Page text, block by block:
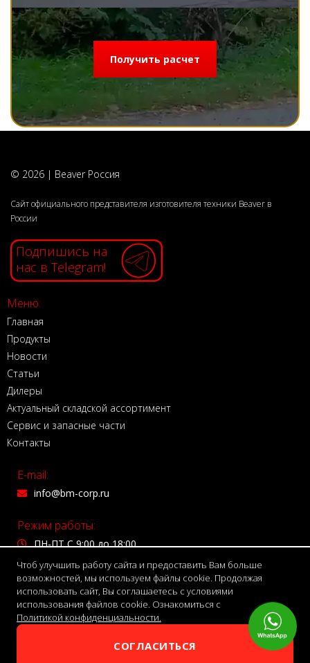
Получить расчет
© 2026 | Beaver Россия
Сайт официального представителя изготовителя техники Beaver в
России
Подпишись на
нас в Telegram!
Меню:
Главная
Продукты
Новости
Статьи
Дилеры
Актуальный складской ассортимент
Сервис и запасные части
Контакты
E-mail:
info@bm-corp.ru
Режим работы:
ПН-ПТ С 9:00 до 18:00
Адрес:
150999 г. Ярославль,
Волжская набережная, д. 4
Чтоб улучшить работу сайта и предоставить Вам больше
возможностей, мы используем файлы cookie. Продолжая
использовать сайт, Вы соглашаетесь с условиями
использования файлов cookie. Ознакомиться с
Политикой конфиденциальности.
СОГЛАСИТЬСЯ